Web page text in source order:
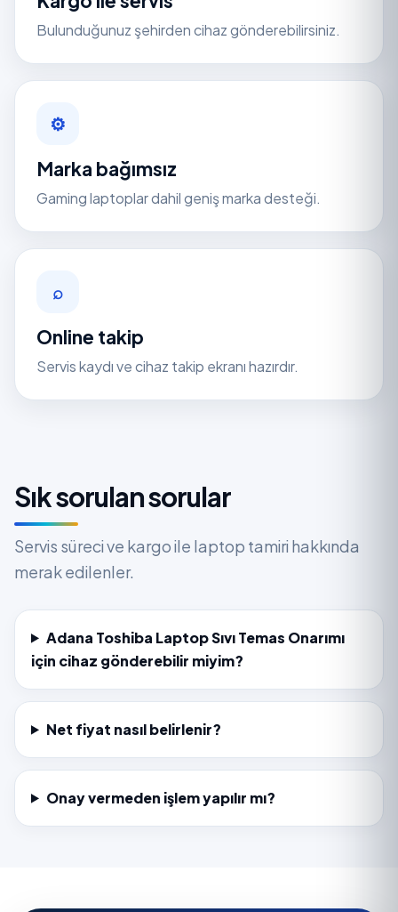
Bulunduğunuz şehirden cihaz gönderebilirsiniz.
⚙
Marka bağımsız
Gaming laptoplar dahil geniş marka desteği.
⌕
Online takip
Servis kaydı ve cihaz takip ekranı hazırdır.
Sık sorulan sorular
Servis süreci ve kargo ile laptop tamiri hakkında
merak edilenler.
Adana Toshiba Laptop Sıvı Temas Onarımı
için cihaz gönderebilir miyim?
Net fiyat nasıl belirlenir?
Onay vermeden işlem yapılır mı?